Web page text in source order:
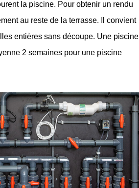
la piscine. Pour obtenir un rendu
au reste de la terrasse. Il convient
entières sans découpe. Une piscine
2 semaines pour une piscine